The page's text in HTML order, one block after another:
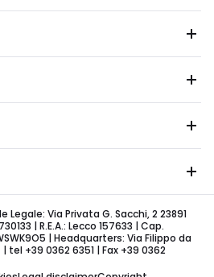
Legale: Via Privata G. Sacchi, 2 23891
| R.E.A.: Lecco 157633 | Cap.
| Headquarters: Via Filippo da
tel +39 0362 6351 | Fax +39 0362